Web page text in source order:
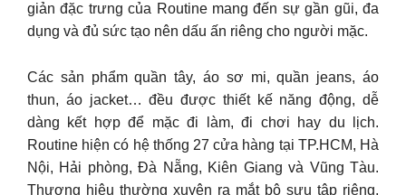
giản đặc trưng của Routine mang đến sự gần gũi, đa
dụng và đủ sức tạo nên dấu ấn riêng cho người mặc.
Các sản phẩm quần tây, áo sơ mi, quần jeans, áo
thun, áo jacket… đều được thiết kế năng động, dễ
dàng kết hợp để mặc đi làm, đi chơi hay du lịch.
Routine hiện có hệ thống 27 cửa hàng tại TP.HCM, Hà
Nội, Hải phòng, Đà Nẵng, Kiên Giang và Vũng Tàu.
Thương hiệu thường xuyên ra mắt bộ sưu tập riêng,